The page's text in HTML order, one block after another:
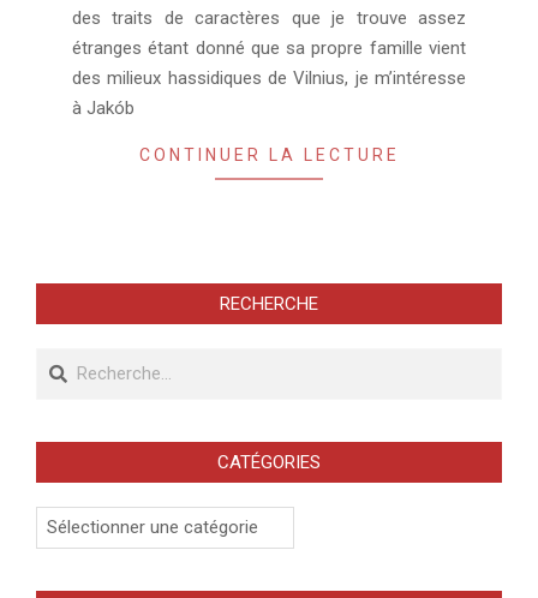
des traits de caractères que je trouve assez
étranges étant donné que sa propre famille vient
des milieux hassidiques de Vilnius, je m’intéresse
à Jakób
CONTINUER LA LECTURE
RECHERCHE
CATÉGORIES
Catégories